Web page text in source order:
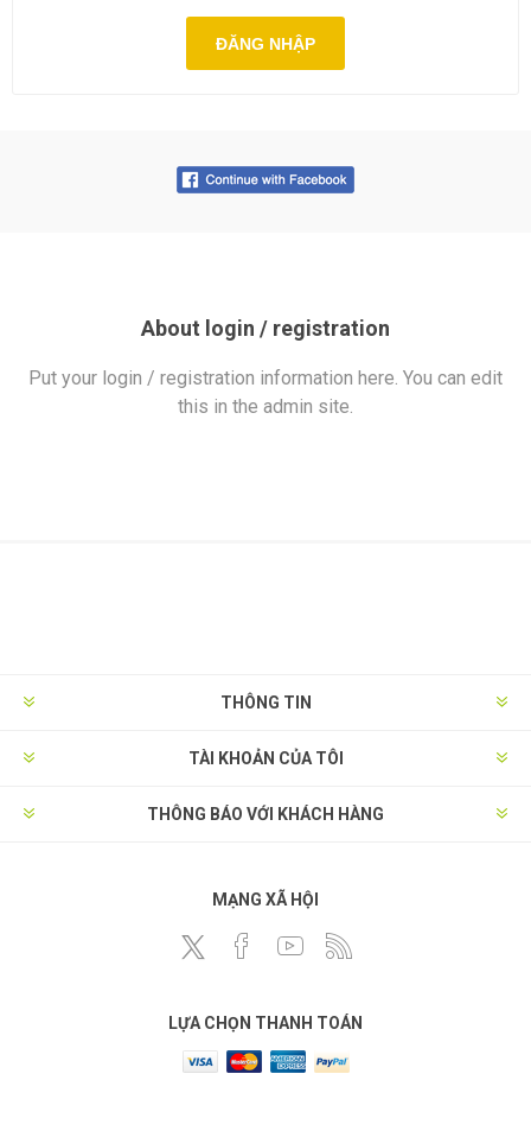
ĐĂNG NHẬP
About login / registration
Put your login / registration information here. You can edit
this in the admin site.
THÔNG TIN
TÀI KHOẢN CỦA TÔI
THÔNG BÁO VỚI KHÁCH HÀNG
MẠNG XÃ HỘI
LỰA CHỌN THANH TOÁN